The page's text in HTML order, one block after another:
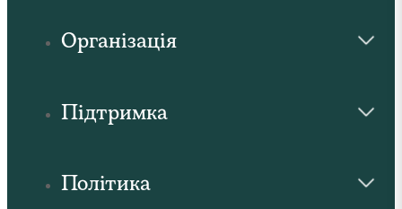
Організація
Підтримка
Політика